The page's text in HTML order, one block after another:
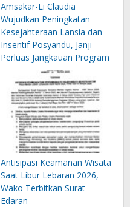
Amsakar-Li Claudia
Wujudkan Peningkatan
Kesejahteraan Lansia dan
Insentif Posyandu, Janji
Perluas Jangkauan Program
Antisipasi Keamanan Wisata
Saat Libur Lebaran 2026,
Wako Terbitkan Surat
Edaran